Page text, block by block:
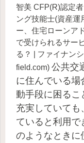
智美 CFP(R)認定
ング技能士(資産運
ー、住宅ローンア
で受けられるサー
る？ | ファイナン
field.com) 公共交
に住んでいる場
動手段に困るこ
充実していて
ていると利用で
のようなときに